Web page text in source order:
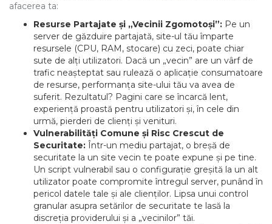
afacerea ta:
Resurse Partajate și „Vecinii Zgomotoși”: Pe un
server de găzduire partajată, site-ul tău împarte
resursele (CPU, RAM, stocare) cu zeci, poate chiar
sute de alți utilizatori. Dacă un „vecin” are un vârf de
trafic neașteptat sau rulează o aplicație consumatoare
de resurse, performanța site-ului tău va avea de
suferit. Rezultatul? Pagini care se încarcă lent,
experiență proastă pentru utilizatori și, în cele din
urmă, pierderi de clienți și venituri.
Vulnerabilități Comune și Risc Crescut de
Securitate: Într-un mediu partajat, o breșă de
securitate la un site vecin te poate expune și pe tine.
Un script vulnerabil sau o configurație greșită la un alt
utilizator poate compromite întregul server, punând în
pericol datele tale și ale clienților. Lipsa unui control
granular asupra setărilor de securitate te lasă la
discreția providerului și a „vecinilor” tăi.